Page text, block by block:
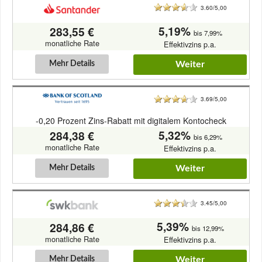
3.60/5,00
283,55 €
monatliche Rate
5,19% bis 7,99%
Effektivzins p.a.
Mehr Details Weiter
3.69/5,00
-0,20 Prozent Zins-Rabatt mit digitalem Kontocheck
284,38 €
monatliche Rate
5,32% bis 6,29%
Effektivzins p.a.
Mehr Details Weiter
3.45/5,00
284,86 €
monatliche Rate
5,39% bis 12,99%
Effektivzins p.a.
Mehr Details Weiter